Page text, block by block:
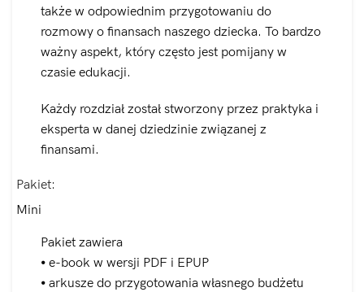
także w odpowiednim przygotowaniu do
rozmowy o finansach naszego dziecka. To bardzo
ważny aspekt, który często jest pomijany w
czasie edukacji.
Każdy rozdział został stworzony przez praktyka i
eksperta w danej dziedzinie związanej z
finansami.
Pakiet
Mini
Pakiet zawiera
⦁ e-book w wersji PDF i EPUP
⦁ arkusze do przygotowania własnego budżetu